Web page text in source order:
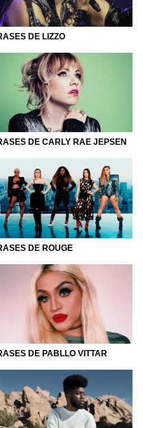
Mas você sabe como
a gente explica
sinônimo de "música
se originou na década
Unido. Sendo muito
como dance, rock,
e country.
que perca suas
se mistura, que são:
uma estrutura simples,
de serem super
temas mais
conhecida como o estilo
tem problema, porque
com temas simples
artistas incríveis que
da história, e usaram
mensagens e
um pouco mais sobre
conhecer seus artistas e
Para isso, basta navegar
DE LIZZO
DE CARLY RAE JEPSEN
DE ROUGE
DE PABLLO VITTAR